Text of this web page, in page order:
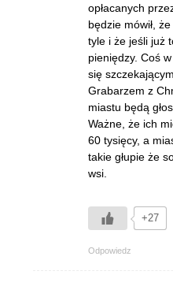
opłacanych
będzie mówił,
tyle i że jeśli już
pieniędzy. Coś
się
Grabarzem z
miastu będą
Ważne, że ich
60 tysięcy, a
takie głupie że
wsi.
+27
Odpowiedz